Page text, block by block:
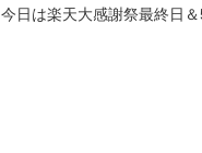
今日は楽天大感謝祭最終日